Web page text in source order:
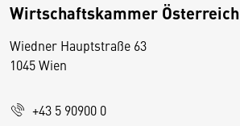
Wirtschaftskammer Österreich
Wiedner Hauptstraße 63
1045 Wien
+43 5 90900 0
D
s